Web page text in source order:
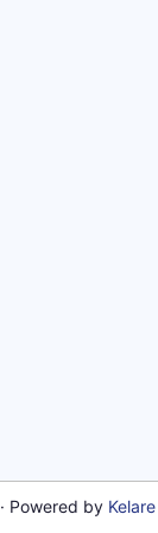
· Powered by Kelare